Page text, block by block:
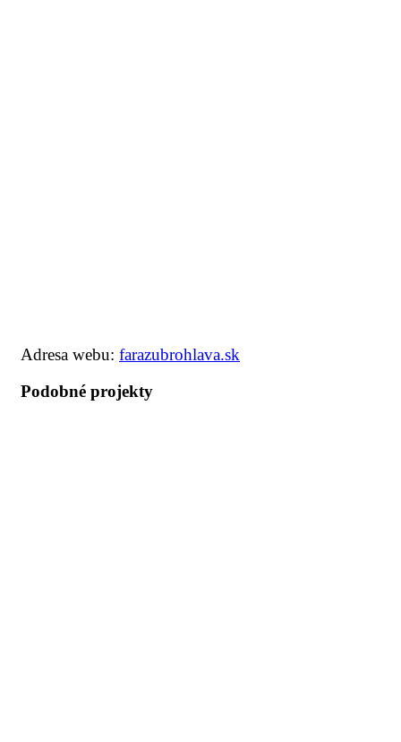
Adresa webu: farazubrohlava.sk
Podobné projekty